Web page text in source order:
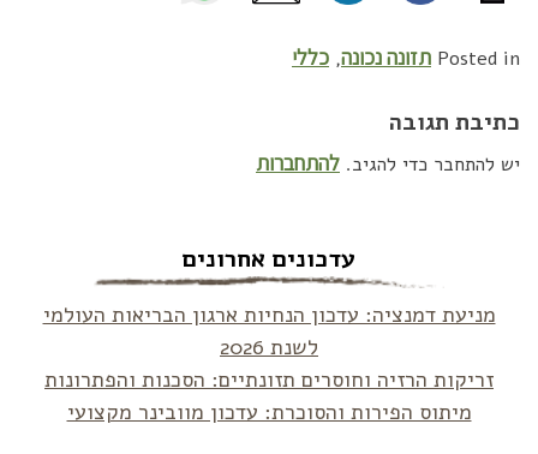
Posted in תזונה נכונה, כללי
כתיבת תגובה
יש להתחבר כדי להגיב. להתחברות
עדכונים אחרונים
מניעת דמנציה: עדכון הנחיות ארגון הבריאות העולמי
לשנת 2026
זריקות הרזיה וחוסרים תזונתיים: הסכנות והפתרונות
מיתוס הפירות והסוכרת: עדכון מוובינר מקצועי